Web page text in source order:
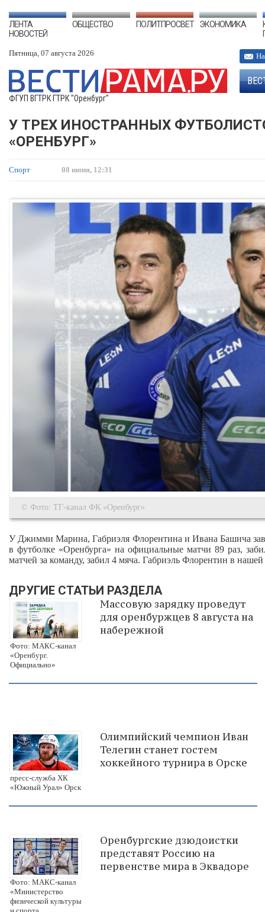
ЛЕНТА
НОВОСТЕЙ
ОБЩЕСТВО ПОЛИТПРОСВЕТ ЭКОНОМИКА
Пятница, 07 августа 2026
ФГУП ВГТРК ГТРК "Оренбург"
У ТРЕХ ИНОСТРАННЫХ
«ОРЕНБУРГ»
Спорт 08 июня, 12:31
© Фото: ТГ-канал ФК «Оренбург»
У Джимми Марина, Габриэля Флорентина и Ивана Башича
в футболке «Оренбурга» на официальные матчи 89 раз,
матчей за команду, забил 4 мяча. Габриэль Флорентин в
ДРУГИЕ СТАТЬИ РАЗДЕЛА
Фото: МАКС-канал
«Оренбург.
Официально»
Массовую зарядку проведут
для оренбуржцев 8 августа на
набережной
пресс-служба ХК
«Южный Урал» Орск
Олимпийский чемпион Иван
Телегин станет гостем
хоккейного турнира в Орске
Фото: МАКС-канал
«Министерство
физической культуры
Оренбургские дзюдоистки
представят Россию на
первенстве мира в Эквадоре